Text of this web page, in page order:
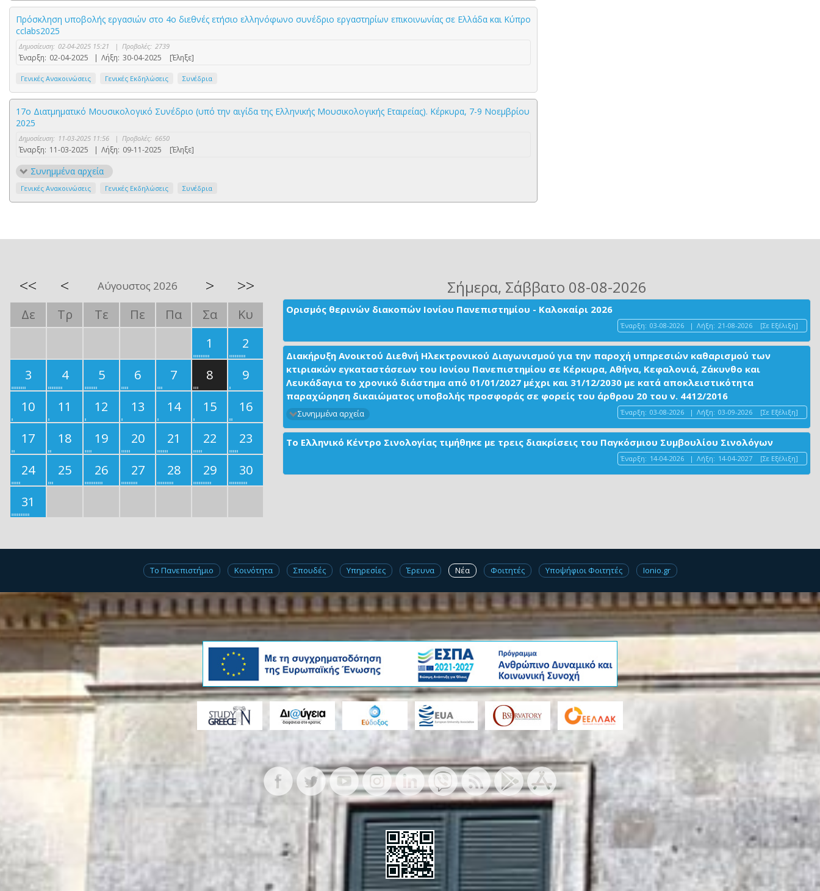
Πρόσκληση υποβολής εργασιών στο 4ο διεθνές ετήσιο ελληνόφωνο συνέδριο εργαστηρίων επικοινωνίας σε Ελλάδα και Κύπρο
cclabs2025
Δημοσίευση: 02-04-2025 15:21 | Προβολές: 2739
Έναρξη: 02-04-2025 | Λήξη: 30-04-2025 [Έληξε]
Γενικές Ανακοινώσεις Γενικές Εκδηλώσεις Συνέδρια
17ο Διατμηματικό Μουσικολογικό Συνέδριο (υπό την αιγίδα της Ελληνικής Μουσικολογικής Εταιρείας). Κέρκυρα, 7-9 Νοεμβρίου
2025
Δημοσίευση: 11-03-2025 11:56 | Προβολές: 6650
Έναρξη: 11-03-2025 | Λήξη: 09-11-2025 [Έληξε]
Συνημμένα αρχεία
Γενικές Ανακοινώσεις Γενικές Εκδηλώσεις Συνέδρια
<< < Αύγουστος 2026 > >>
Δε Τρ Τε Πε Πα Σα
Κυ
1
2
3
4 5 6 7 8
9
10
11 12 13 14 15
16
17
18 19 20 21 22
23
24
25 26 27 28 29
30
31
Σήμερα, Σάββατο 08-08-2026
Ορισμός θερινών διακοπών Ιονίου Πανεπιστημίου - Καλοκαίρι 2026
Έναρξη: 03-08-2026 | Λήξη: 21-08-2026 [Σε Εξέλιξη]
Διακήρυξη Ανοικτού Διεθνή Ηλεκτρονικού Διαγωνισμού για την παροχή υπηρεσιών καθαρισμού των
κτιριακών εγκαταστάσεων του Ιονίου Πανεπιστημίου σε Κέρκυρα, Αθήνα, Κεφαλονιά, Ζάκυνθο και
Λευκάδαγια το χρονικό διάστημα από 01/01/2027 μέχρι και 31/12/2030 με κατά αποκλειστικότητα
παραχώρηση δικαιώματος υποβολής προσφοράς σε φορείς του άρθρου 20 του ν. 4412/2016
Έναρξη: 03-08-2026 | Λήξη: 03-09-2026 [Σε Εξέλιξη]
Συνημμένα αρχεία
Το Ελληνικό Κέντρο Σινολογίας τιμήθηκε με τρεις διακρίσεις του Παγκόσμιου Συμβουλίου Σινολόγων
Έναρξη: 14-04-2026 | Λήξη: 14-04-2027 [Σε Εξέλιξη]
Το Πανεπιστήμιο Κοινότητα Σπουδές Υπηρεσίες Έρευνα Νέα Φοιτητές Υποψήφιοι Φοιτητές Ionio.gr